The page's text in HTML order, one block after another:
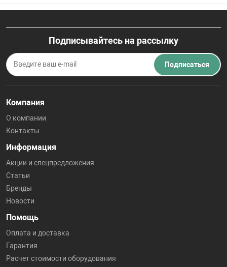
Подписывайтесь на рассылку
Подписаться
Компания
О компании
Контакты
Информация
Акции и спецпредложения
Статьи
Бренды
Новости
Помощь
Оплата и доставка
Гарантия
Расчет стоимости оборудования